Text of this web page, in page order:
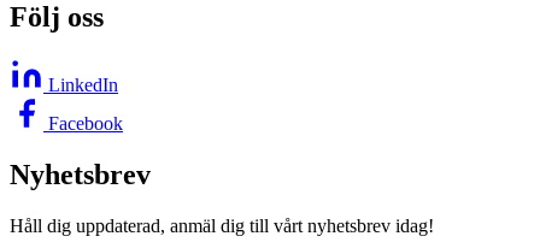
Följ oss
LinkedIn
Facebook
Nyhetsbrev
Håll dig uppdaterad, anmäl dig till vårt nyhetsbrev idag!